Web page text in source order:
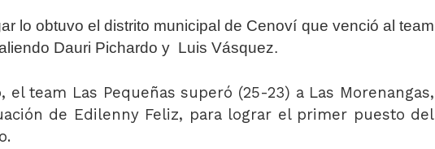
lo obtuvo el distrito municipal de Cenoví que venció al team
Dauri Pichardo y Luis Vásquez.
team Las Pequeñas superó (25-23) a Las Morenangas,
de Edilenny Feliz, para lograr el primer puesto del